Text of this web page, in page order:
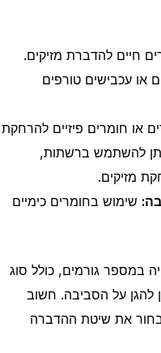
חיים להדברת מזיקים.
או עכבישים טורפים
או חומרים פיזיים להרחקת
להשתמש ברשתות,
מזיקים.
שימוש בחומרים כימיים
במספר גורמים, כולל סוג
להגן על הסביבה. חשוב
את שיטת ההדברה